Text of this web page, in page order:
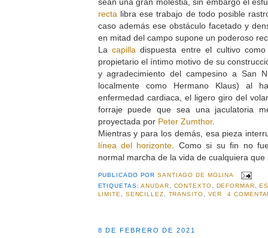
recta libra ese trabajo de todo posible
caso además ese obstáculo facetado y
en mitad del campo supone un poderoso
Lacapilla dispuesta entre el cultivo
propietario el íntimo motivo de su
y agradecimiento del campesino a San
localmente como Hermano Klaus) al
enfermedad cardiaca, el ligero giro del
forraje puede que sea una jaculatoria
proyectada por Peter Zumthor.
Mientras y para los demás, esa pieza
línea del horizonte . Como si su fin no
normal marcha de la vida de cualquiera que
PUBLICADO PORSANTIAGO DE MOLINA
ETIQUETAS:ANUDAR CONTEXTO DEFORMAR ,
LIMITE
SENCILLEZ TRANSITO VER 4
8 DE FEBRERO DE 2021